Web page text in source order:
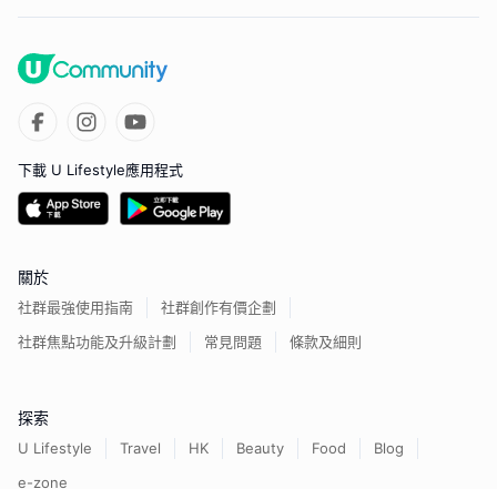
下載 U Lifestyle應用程式
關於
社群最強使用指南
社群創作有價企劃
社群焦點功能及升級計劃
常見問題 條款及細則
探索
U Lifestyle Travel HK Beauty Food
Blog
e-zone